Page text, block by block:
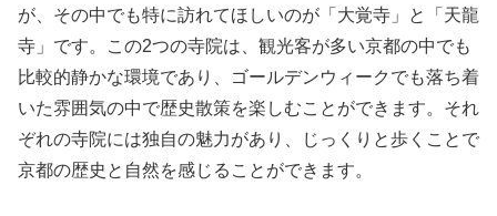
が、その中でも特に訪れてほしいのが「大覚寺」と「天龍
寺」です。この2つの寺院は、観光客が多い京都の中でも
比較的静かな環境であり、ゴールデンウィークでも落ち着
いた雰囲気の中で歴史散策を楽しむことができます。それ
ぞれの寺院には独自の魅力があり、じっくりと歩くことで
京都の歴史と自然を感じることができます。